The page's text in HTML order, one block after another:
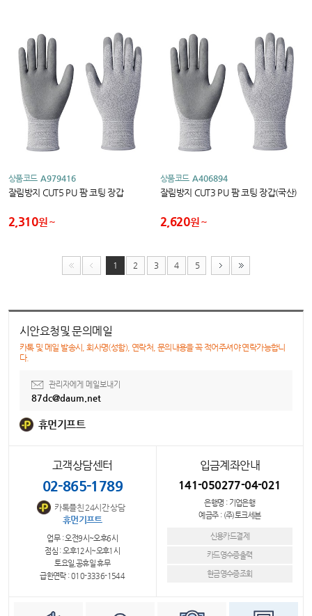
상품코드 A979416
잘림방지 CUT5 PU 팜 코팅 장갑
2,310원
상품코드 A406894
잘림방지 CUT3 PU 팜 코팅 장갑(국산)
2,620원
1 2 3 4 5
시안요청및 문의메일
카톡 및 메일 발송시, 회사명(성함), 연락처, 문의내용을 꼭 적어주셔야 연락가능합니
다.
관리자에게 메일보내기
87dc@daum.net
휴먼기프트
고객상담센터
02-865-1789
카톡플친 24시간 상담
휴먼기프트
업무 : 오전9시~오후6시
점심 : 오후12시~오후1시
토요일,공휴일 휴무
급한연락 : 010-3336-1544
입금계좌안내
141-050277-04-021
은행명 : 기업은행
예금주 : (주)토크세븐
신용카드결제
카드영수증출력
현금영수증조회